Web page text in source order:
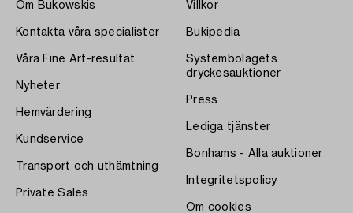
Om Bukowskis
Kontakta våra specialister
Våra Fine Art-resultat
Nyheter
Hemvärdering
Kundservice
Transport och uthämtning
Private Sales
Villkor
Bukipedia
Systembolagets
dryckesauktioner
Press
Lediga tjänster
Bonhams - Alla auktioner
Integritetspolicy
Om cookies